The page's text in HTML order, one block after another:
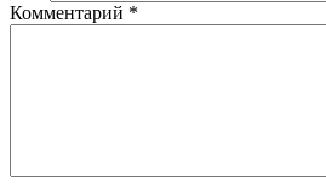
Комментарий *